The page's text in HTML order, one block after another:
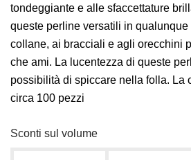
tondeggiante e alle sfaccettature
queste perline versatili in
collane, ai bracciali e agli orecchini
che ami. La lucentezza di queste
possibilità di spiccare nella folla. La
circa 100 pezzi
Sconti sul volume